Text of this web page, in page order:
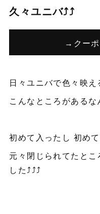
久々ユニバ⤴️⤴️
→クー
日々ユニバで色々映
こんなところがある
初めて入ったし 初め
元々閉じられてたと
した⤴️⤴️⤴️